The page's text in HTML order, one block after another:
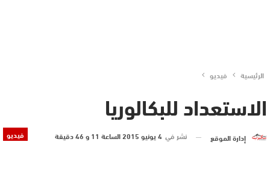
الرئيسية فيديو
الاستعداد للبكالوريا
فيديو إدارة الموقع نشر في 4 يونيو 2015 الساعة 11 و 46 دقيقة